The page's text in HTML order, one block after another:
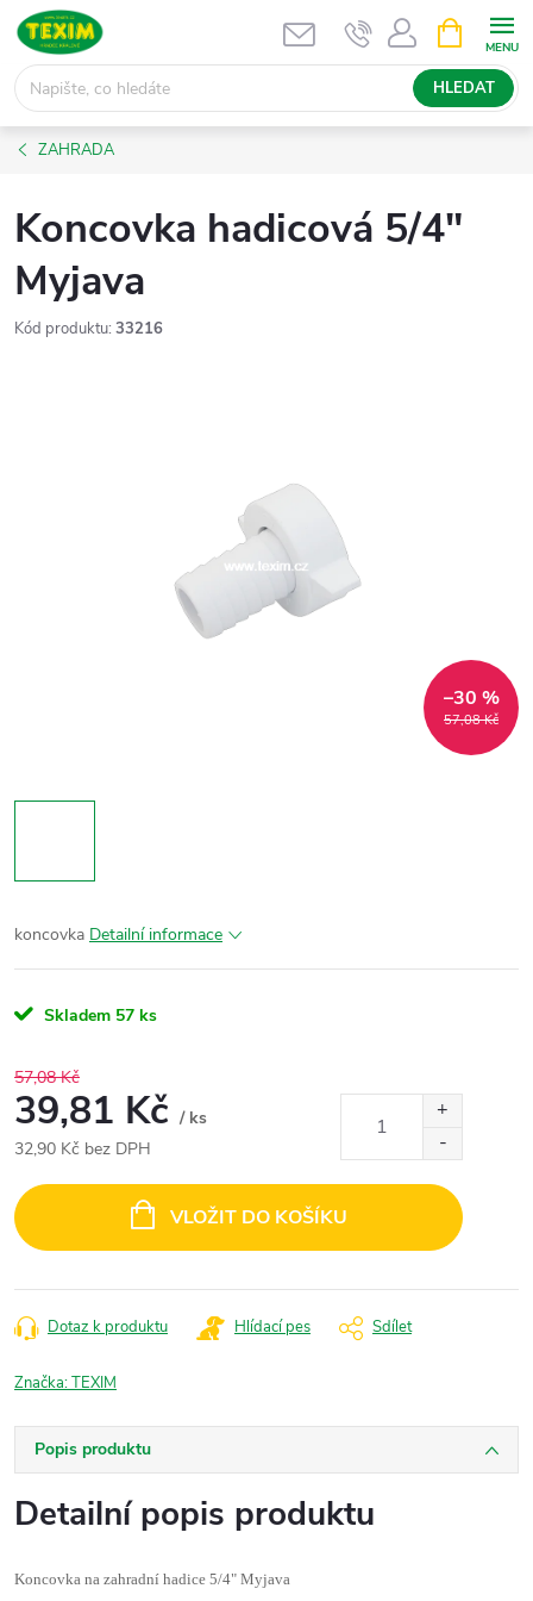
Přejít
obsah
HLEDAT
NÁKUPNÍ
KOŠÍK
ZAHRADA
Koncovka hadicová 5/4"
Myjava
Kód produktu: 33216
57,08 Kč
–30 %
koncovka Detailní informace
Skladem 57 ks
57,08 Kč
39,81 Kč / ks
32,90 Kč bez DPH
cena:
VLOŽIT DO KOŠÍKU
Dotaz k produktu Hlídací pes Sdílet
Značka:TEXIM
Popis produktu
Detailní popis produktu
Koncovka na zahradní hadice 5/4" Myjava